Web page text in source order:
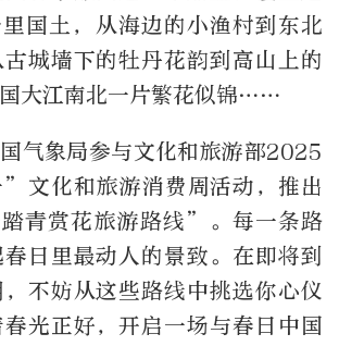
国土，从海边的小渔村到东北
城墙下的牡丹花韵到高山上的
大江南北一片繁花似锦……
气象局参与文化和旅游部2025
文化和旅游消费周活动，推出
青赏花旅游路线”。每一条路
日里最动人的景致。在即将到
不妨从这些路线中挑选你心仪
光正好，开启一场与春日中国